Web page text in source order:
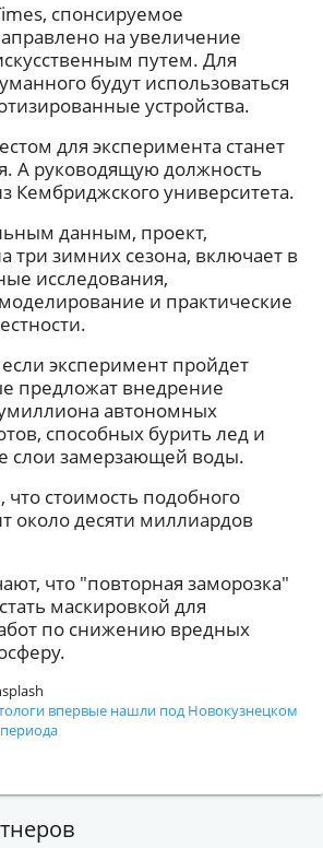
спонсируемое
на увеличение
путем. Для
будут использоваться
устройства.
для эксперимента станет
А руководящую должность
Кембриджского университета.
данным, проект,
три зимних сезона, включает в
исследования,
и практические
если эксперимент пройдет
предложат внедрение
автономных
способных бурить лед и
слои замерзающей воды.
что стоимость подобного
около десяти миллиардов
что "повторная заморозка"
маскировкой для
по снижению вредных
впервые нашли под Новокузнецком